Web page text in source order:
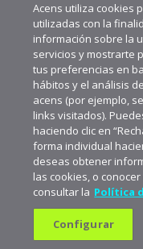
Acens utiliza cookies
utilizadas con la
información sobre la
servicios y mostrarte
tus preferencias en
hábitos y el análisis
acens (por ejemplo,
links visitados).
haciendo clic en
forma individual
deseas obtener
las cookies, o
consultar la Política
Configurar